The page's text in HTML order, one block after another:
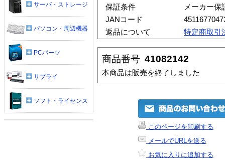
保証条件
メーカー保
JANコード
返品について
特定商取引
商品番号 41082142
本商品は販売を終了しました
このページを印刷する
メールでURLを送る
お気に入りに追加する
サーバ・ストレージ
パソコン・周辺機器
PCパーツ
サプライ
ソフト・ライセンス